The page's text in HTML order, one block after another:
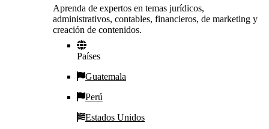
Aprenda de expertos en temas jurídicos,
administrativos, contables, financieros, de marketing y
creación de contenidos.
Países
Guatemala
Perú
Estados Unidos